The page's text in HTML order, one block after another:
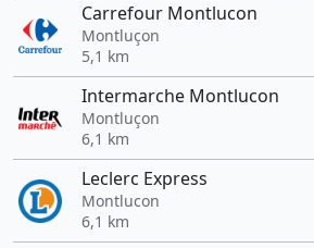
Carrefour Montlucon
Montluçon
5,1 km
Intermarche Montlucon
Montluçon
6,1 km
Leclerc Express
Montlucon
6,1 km